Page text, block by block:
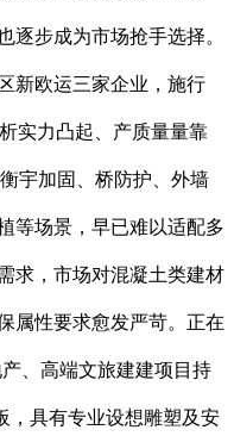
逐步成为市场抢手选择。
新欧运三家企业，施行
实力凸起、产质量量靠
宇加固、桥防护、外墙
等场景，早已难以适配多
求，市场对混凝土类建材
属性要求愈发严苛。正在
、高端文旅建建项目持
，具有专业设想雕塑及安